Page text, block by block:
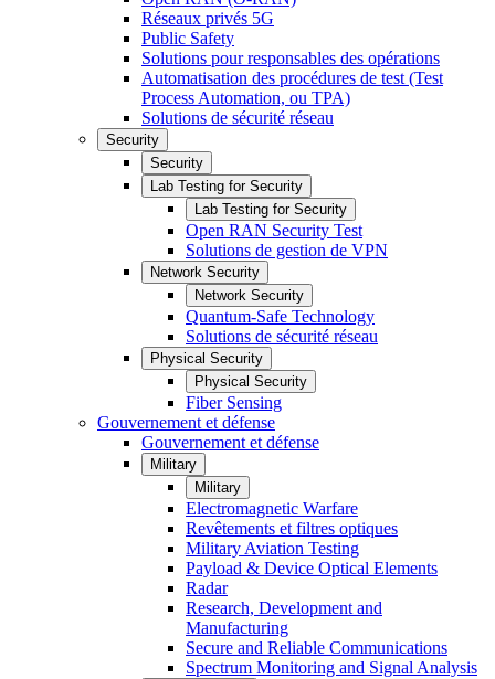
Réseaux privés 5G
Public Safety
Solutions pour responsables des opérations
Automatisation des procédures de test (Test
Process Automation, ou TPA)
Solutions de sécurité réseau
Security
Security
Lab Testing for Security
Lab Testing for Security
Open RAN Security Test
Solutions de gestion de VPN
Network Security
Network Security
Quantum-Safe Technology
Solutions de sécurité réseau
Physical Security
Physical Security
Fiber Sensing
Gouvernement et défense
Gouvernement et défense
Military
Military
Electromagnetic Warfare
Revêtements et filtres optiques
Military Aviation Testing
Payload & Device Optical Elements
Radar
Research, Development and
Manufacturing
Secure and Reliable Communications
Spectrum Monitoring and Signal Analysis